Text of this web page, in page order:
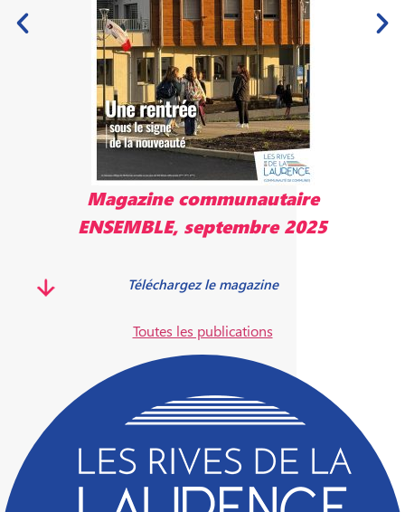
Magazine communautaire
ENSEMBLE, septembre 2025
Téléchargez le magazine
Toutes les publications